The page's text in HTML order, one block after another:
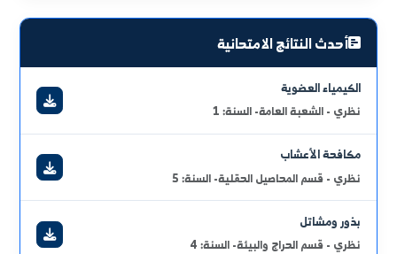
والتعليمات الإمتحانية في كلية الهندسة الزراعية
المدرجات والقاعات الإمتحانية ليوم الاحد ٩ اغسطس (فوج أول)
المدرجات والقاعات الإمتحانية ليوم الاحد ٩ اغسطس (فوج ثاني)
2026/06/
برنامج الامتحان النظري للدورة الفصلية الثانية للعام الدراسي 2025 /